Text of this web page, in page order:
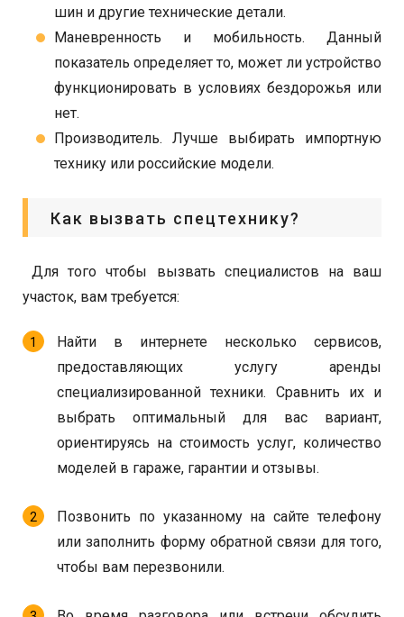
шин и другие технические детали.
Маневренность и мобильность. Данный
показатель определяет то, может ли устройство
функционировать в условиях бездорожья или
нет.
Производитель. Лучше выбирать импортную
технику или российские модели.
Как вызвать спецтехнику?
Для того чтобы вызвать специалистов на ваш
участок, вам требуется:
Найти в интернете несколько сервисов,
предоставляющих услугу аренды
специализированной техники. Сравнить их и
выбрать оптимальный для вас вариант,
ориентируясь на стоимость услуг, количество
моделей в гараже, гарантии и отзывы.
Позвонить по указанному на сайте телефону
или заполнить форму обратной связи для того,
чтобы вам перезвонили.